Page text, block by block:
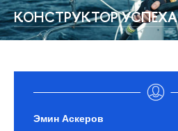
КОНСТРУКТОР УСПЕХА
Эмин Аскеров